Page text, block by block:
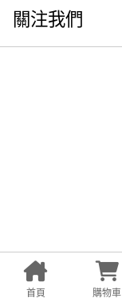
關注我們
首頁 購物車